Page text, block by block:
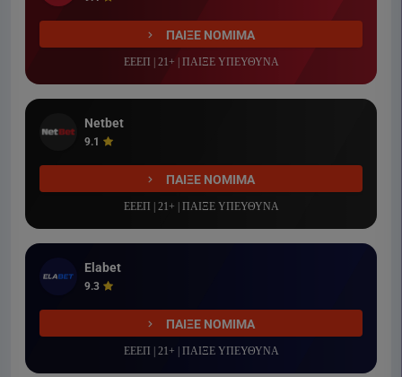
ΠΑΙΞΕ ΝΟΜΙΜΑ
ΕΕΕΠ | 21+ | ΠΑΙΞΕ ΥΠΕΥΘΥΝΑ
Netbet
9.1
ΠΑΙΞΕ ΝΟΜΙΜΑ
ΕΕΕΠ | 21+ | ΠΑΙΞΕ ΥΠΕΥΘΥΝΑ
Elabet
9.3
ΠΑΙΞΕ ΝΟΜΙΜΑ
ΕΕΕΠ | 21+ | ΠΑΙΞΕ ΥΠΕΥΘΥΝΑ